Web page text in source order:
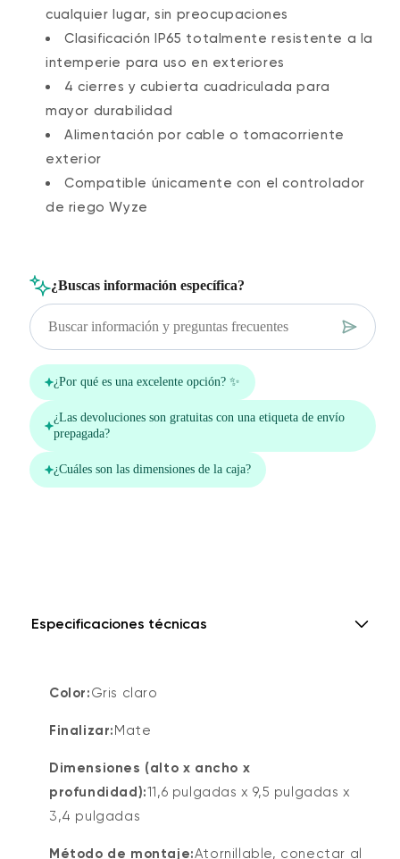
cualquier lugar, sin preocupaciones
Clasificación IP65 totalmente resistente a la
intemperie para uso en exteriores
4 cierres y cubierta cuadriculada para
mayor durabilidad
Alimentación por cable o tomacorriente
exterior
Compatible únicamente con el controlador
de riego Wyze
Especificaciones técnicas
Color:Gris claro
Finalizar:Mate
Dimensiones (alto x ancho x
profundidad):11,6 pulgadas x 9,5 pulgadas x
3,4 pulgadas
Método de montaje:Atornillable, conectar al